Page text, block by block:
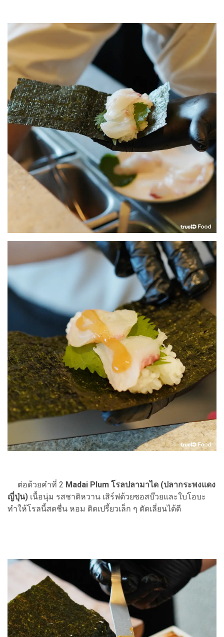
ต่อด้วยคำที่ 2 Madai Plum โรลปลามาได (ปลากระพงแดง
ญี่ปุ่น) เนื้อนุ่ม รสชาติหวาน เสิร์ฟด้วยซอสบ๊วยและใบโอบะ
ทำให้โรลนี้สดชื่น หอม ติดเปรี้ยวเล็ก ๆ ตัดเลี่ยนได้ดี